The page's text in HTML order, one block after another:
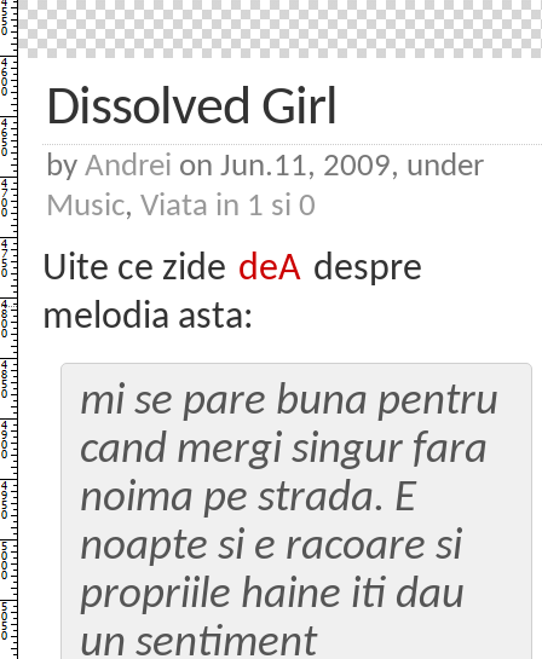
Dissolved Girl
by Andrei on Jun.11, 2009, under
Music, Viata in 1 si 0
Uite ce zide deA despre
melodia asta:
mi se pare buna pentru
cand mergi singur fara
noima pe strada. E
noapte si e racoare si
propriile haine iti dau
un sentiment